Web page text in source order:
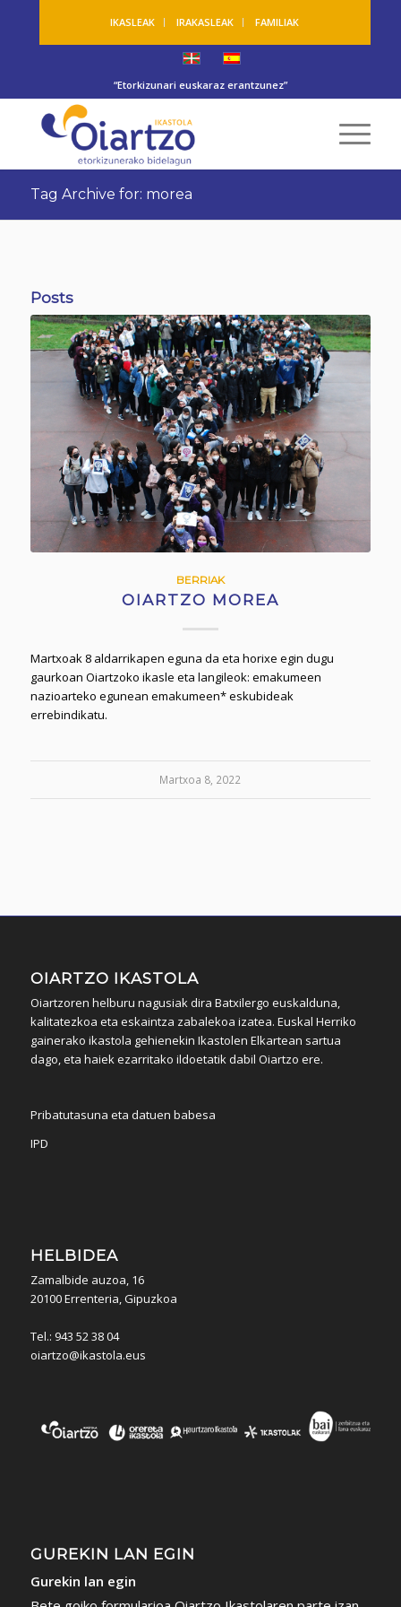
IKASLEAK IRAKASLEAK FAMILIAK
“Etorkizunari euskaraz erantzunez”
Tag Archive for: morea
Posts
BERRIAK
OIARTZO MOREA
Martxoak 8 aldarrikapen eguna da eta horixe egin dugu
gaurkoan Oiartzoko ikasle eta langileok: emakumeen
nazioarteko egunean emakumeen* eskubideak
errebindikatu.
Martxoa 8, 2022
OIARTZO IKASTOLA
Oiartzoren helburu nagusiak dira Batxilergo euskalduna,
kalitatezkoa eta eskaintza zabalekoa izatea. Euskal Herriko
gainerako ikastola gehienekin Ikastolen Elkartean sartua
dago, eta haiek ezarritako ildoetatik dabil Oiartzo ere.
Pribatutasuna eta datuen babesa
IPD
HELBIDEA
Zamalbide auzoa, 16
20100 Errenteria, Gipuzkoa
Tel.: 943 52 38 04
oiartzo@ikastola.eus
GUREKIN LAN EGIN
Gurekin lan egin